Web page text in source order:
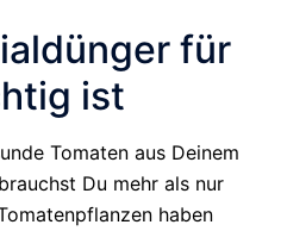
für
ist
Tomaten aus Deinem
Du mehr als nur
haben